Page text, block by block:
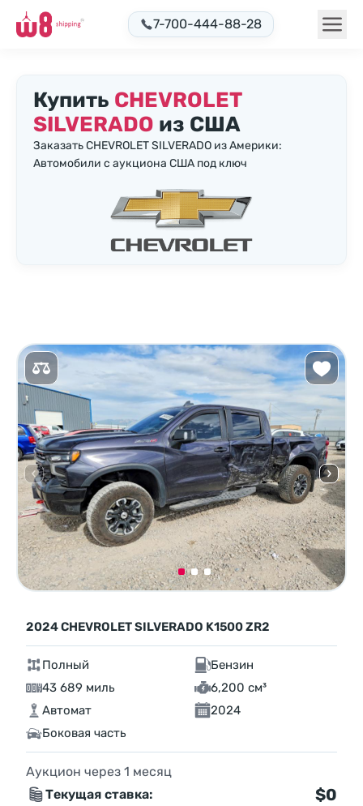
7-700-444-88-28
Купить CHEVROLET
SILVERADO из США
Заказать CHEVROLET SILVERADO из Америки:
Автомобили с аукциона США под ключ
2024 CHEVROLET SILVERADO K1500 ZR2
Полный
Бензин
43 689 миль
6,200 см³
Автомат
2024
Боковая часть
Аукцион через 1 месяц
Текущая ставка:
$0